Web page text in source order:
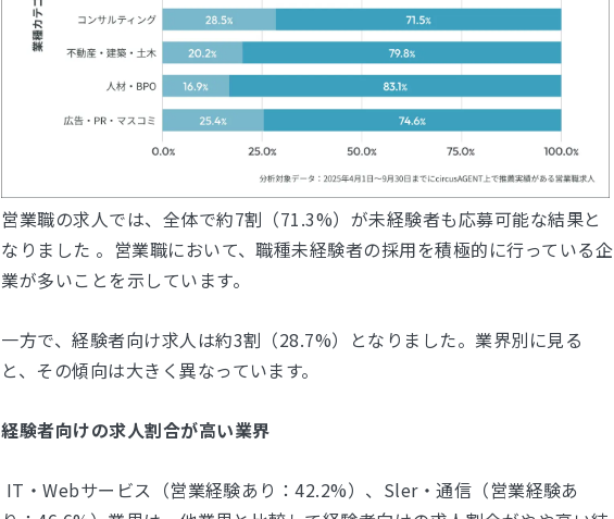
営業職の求人では、全体で約7割（71.3%）が未経験者も応募可能な結果と
なりました 。営業職において、職種未経験者の採用を積極的に行っている企
業が多いことを示しています。
一方で、経験者向け求人は約3割（28.7%）となりました。業界別に見る
と、その傾向は大きく異なっています。
経験者向けの求人割合が高い業界
IT・Webサービス（営業経験あり：42.2%）、Sler・通信（営業経験あ